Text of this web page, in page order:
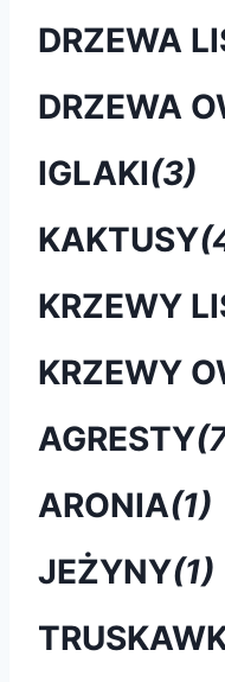
DRZEWA
DRZEWA
IGLAKI(3)
KAKTUSY
KRZEWY
KRZEWY
AGRESTY
ARONIA(1)
JEŻYNY(1)